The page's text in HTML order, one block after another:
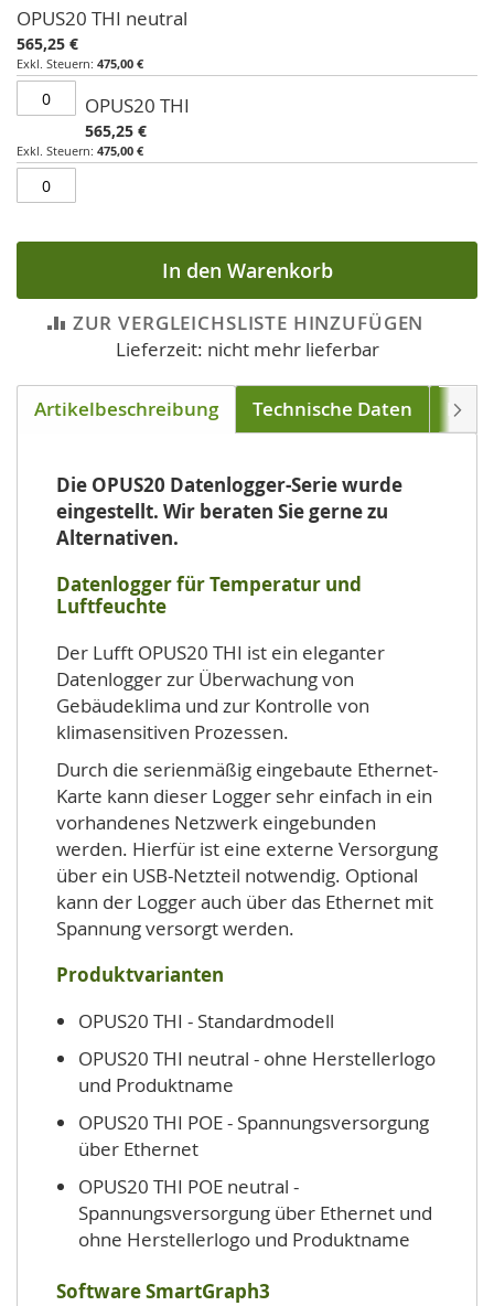
für
gruppiertes
Produkt
OPUS20 THI neutral
565,25 €
475,00 €
OPUS20 THI
565,25 €
475,00 €
In den Warenkorb
ZUR VERGLEICHSLISTE HINZUFÜGEN
Lieferzeit: nicht mehr lieferbar
Artikelbeschreibung Technische Daten
Die OPUS20 Datenlogger-Serie wurde
eingestellt. Wir beraten Sie gerne zu
Alternativen.
Datenlogger für Temperatur und
Luftfeuchte
Der Lufft OPUS20 THI ist ein eleganter
Datenlogger zur Überwachung von
Gebäudeklima und zur Kontrolle von
klimasensitiven Prozessen.
Durch die serienmäßig eingebaute Ethernet-
Karte kann dieser Logger sehr einfach in ein
vorhandenes Netzwerk eingebunden
werden. Hierfür ist eine externe Versorgung
über ein USB-Netzteil notwendig. Optional
kann der Logger auch über das Ethernet mit
Spannung versorgt werden.
Produktvarianten
OPUS20 THI - Standardmodell
OPUS20 THI neutral - ohne Herstellerlogo
und Produktname
OPUS20 THI POE - Spannungsversorgung
über Ethernet
OPUS20 THI POE neutral -
Spannungsversorgung über Ethernet und
ohne Herstellerlogo und Produktname
Software SmartGraph3